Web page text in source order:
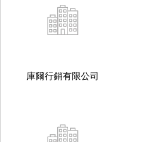
庫爾行銷有限公司